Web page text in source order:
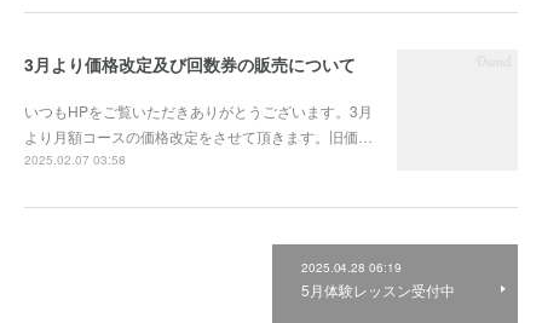
3月より価格改定及び回数券の販売について
いつもHPをご覧いただきありがとうございます。3月
より月額コースの価格改定をさせて頂きます。旧価…
2025.02.07 03:58
2025.04.28 06:19
5月体験レッスン受付中